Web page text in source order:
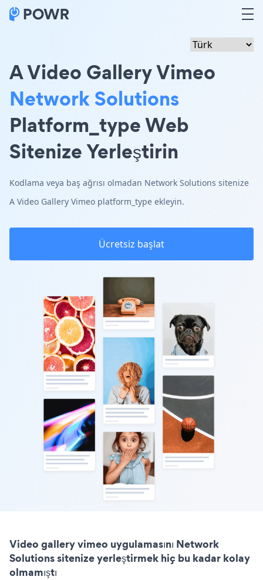
A Video Gallery Vimeo
Network Solutions
Platform_type Web
Sitenize Yerleştirin
Kodlama veya baş ağrısı olmadan Network Solutions sitenize
A Video Gallery Vimeo platform_type ekleyin.
Ücretsiz başlat
Video gallery vimeo uygulamasını Network
Solutions sitenize yerleştirmek hiç bu kadar kolay
olmamıştı